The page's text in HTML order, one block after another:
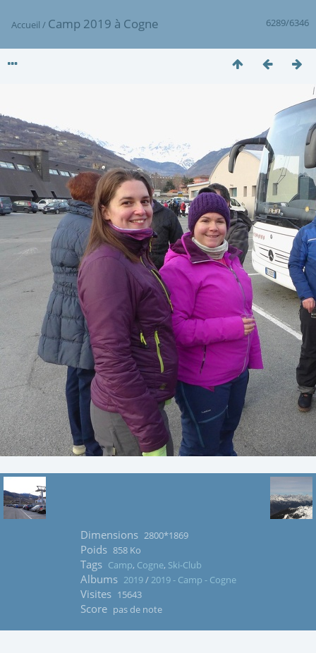
6289/6346
Accueil / Camp 2019 à Cogne
Dimensions 2800*1869
Poids 858 Ko
Tags Camp, Cogne, Ski-Club
Albums 2019/ 2019 - Camp - Cogne
Visites 15643
Score pas de note